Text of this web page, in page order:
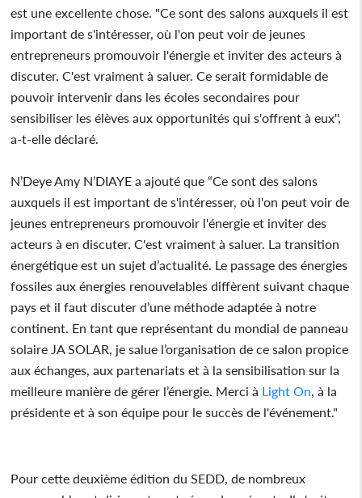
est une excellente chose. "Ce sont des salons auxquels il est
important de s'intéresser, où l'on peut voir de jeunes
entrepreneurs promouvoir l'énergie et inviter des acteurs à
discuter. C'est vraiment à saluer. Ce serait formidable de
pouvoir intervenir dans les écoles secondaires pour
sensibiliser les élèves aux opportunités qui s'offrent à eux'',
a-t-elle déclaré.
N’Deye Amy N’DIAYE a ajouté que “Ce sont des salons
auxquels il est important de s'intéresser, où l'on peut voir de
jeunes entrepreneurs promouvoir l'énergie et inviter des
acteurs à en discuter. C'est vraiment à saluer. La transition
énergétique est un sujet d’actualité. Le passage des énergies
fossiles aux énergies renouvelables diffèrent suivant chaque
pays et il faut discuter d’une méthode adaptée à notre
continent. En tant que représentant du mondial de panneau
solaire JA SOLAR, je salue l’organisation de ce salon propice
aux échanges, aux partenariats et à la sensibilisation sur la
meilleure manière de gérer l’énergie. Merci à Light On , à la
présidente et à son équipe pour le succès de l'événement."
Pour cette deuxième édition du SEDD, de nombreux